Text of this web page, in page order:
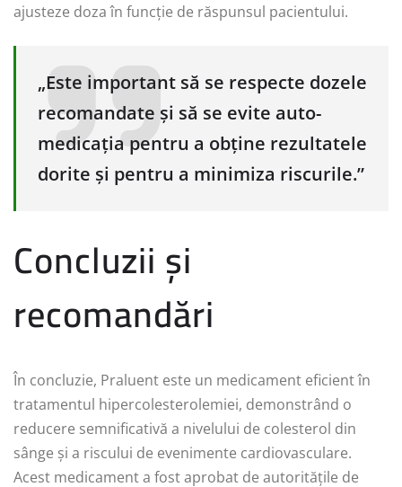
ajusteze doza în funcție de răspunsul pacientului.
„Este important să se respecte dozele
recomandate și să se evite auto-
medicația pentru a obține rezultatele
dorite și pentru a minimiza riscurile.”
Concluzii și
recomandări
În concluzie, Praluent este un medicament eficient în
tratamentul hipercolesterolemiei, demonstrând o
reducere semnificativă a nivelului de colesterol din
sânge și a riscului de evenimente cardiovasculare.
Acest medicament a fost aprobat de autoritățile de